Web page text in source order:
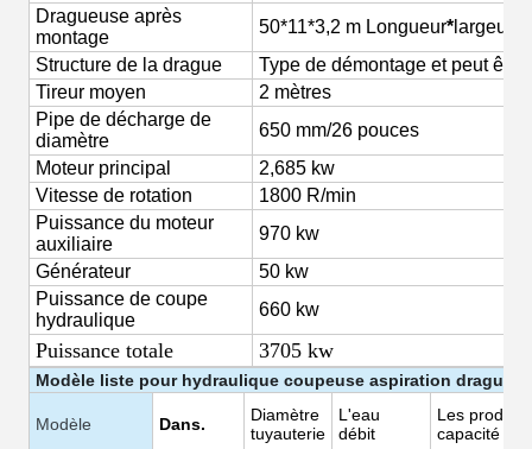
Dragueuse après
montage
50*11*3,2 m Longueur* largeur*
Structure de la drague
Type de démontage et peut
Tireur moyen
2 mètres
Pipe de décharge de
diamètre
650 mm/26 pouces
Moteur principal
2,685 kw
Vitesse de rotation
1800 R/min
Puissance du moteur
auxiliaire
970 kw
Générateur
50 kw
Puissance de coupe
hydraulique
660 kw
Puissance totale 3705 kw
Modèle liste pour hydraulique coupeuse aspiration dragueur
Modèle Dans.
Diamètre
tuyauterie
L'eau
débit
Les produits
capacité